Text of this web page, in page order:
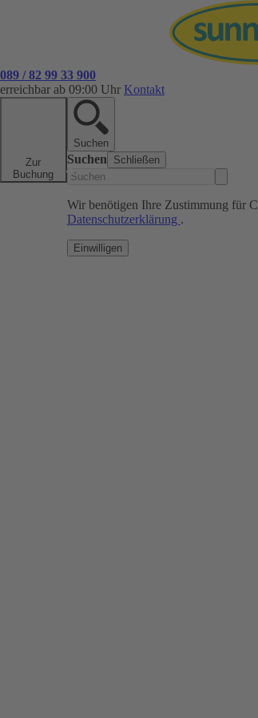
089 / 82 99 33 900
erreichbar ab 09:00 Uhr Kontakt
Zur
Buchung
Suchen
Suchen Schließen
Wir benötigen Ihre Zustimmung für
Datenschutzerklärung .
Einwilligen